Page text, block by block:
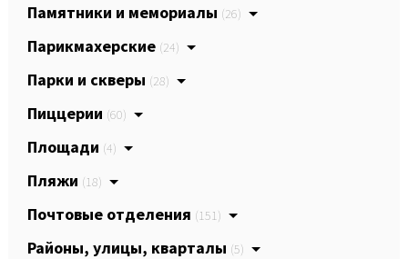
Памятники и мемориалы (26)
Парикмахерские (24)
Парки и скверы (28)
Пиццерии (60)
Площади (4)
Пляжи (18)
Почтовые отделения (151)
Районы, улицы, кварталы (5)